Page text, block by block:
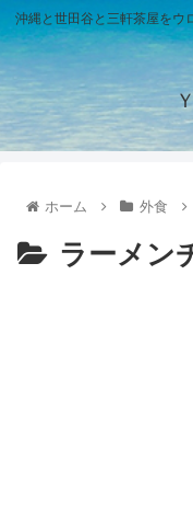
沖縄と世田谷と三軒茶屋をウ
ホーム 外食
ラーメン